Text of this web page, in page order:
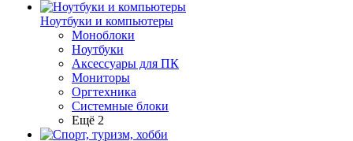
Ноутбуки и компьютеры
Моноблоки
Ноутбуки
Аксессуары для ПК
Мониторы
Оргтехника
Системные блоки
Ещё 2